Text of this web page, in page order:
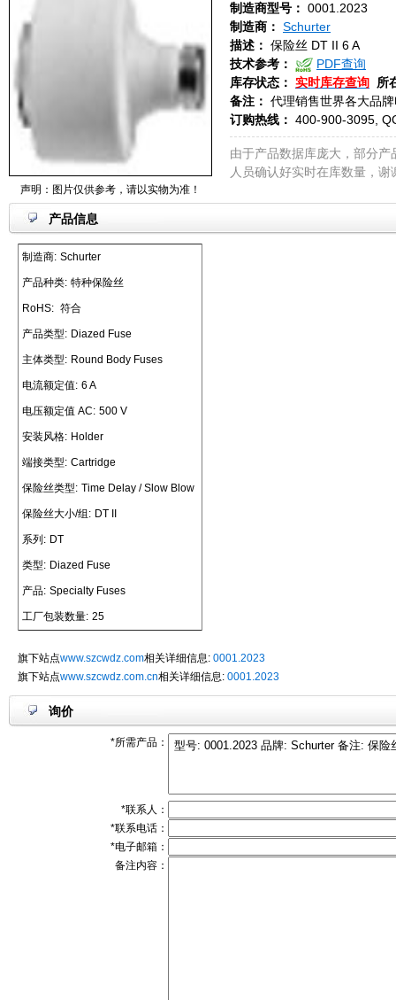
声明：图片仅供参考，请以实物为准！
制造商型号： 0001.2023
制造商： Schurter
描述： 保险丝 DT II 6 A
技术参考：
PDF查询
库存状态： 实时库存查询
所
备注： 代理销售世界各大品
订购热线： 400-900-3095,
由于产品数据库庞大，部分
人员确认好实时在库数量，谢
产品信息
制造商: Schurter
产品种类: 特种保险丝
RoHS: 符合
产品类型: Diazed Fuse
主体类型: Round Body Fuses
电流额定值: 6 A
电压额定值 AC: 500 V
安装风格: Holder
端接类型: Cartridge
保险丝类型: Time Delay / Slow Blow
保险丝大小/组: DT II
系列: DT
类型: Diazed Fuse
产品: Specialty Fuses
工厂包装数量: 25
旗下站点www.szcwdz.com相关详细信息: 0001.2023
旗下站点www.szcwdz.com.cn相关详细信息: 0001.2023
询价
*所需产品：
*联系人：
*联系电话：
*电子邮箱：
备注内容：